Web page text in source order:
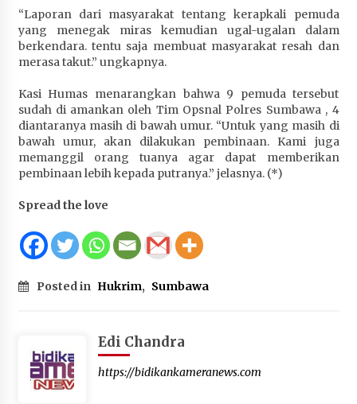
Kepolisian yang Profesional
1 bulan ago
Capaian Program Pemerintah Kabupaten
1 bulan ago
“Laporan dari masyarakat tentang kerapkali pemuda
yang menegak miras kemudian ugal-ugalan dalam
berkendara. tentu saja membuat masyarakat resah dan
merasa takut.” ungkapnya.
Kasi Humas menarangkan bahwa 9 pemuda tersebut
sudah di amankan oleh Tim Opsnal Polres Sumbawa , 4
diantaranya masih di bawah umur. “Untuk yang masih di
bawah umur, akan dilakukan pembinaan. Kami juga
memanggil orang tuanya agar dapat memberikan
pembinaan lebih kepada putranya.” jelasnya. (*)
Spread the love
Posted in Hukrim, Sumbawa
Edi Chandra
https://bidikankameranews.com